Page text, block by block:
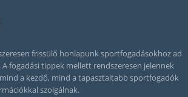
frissülő honlapunk sportfogadásokhoz ad
fogadási tippek mellett rendszeresen jelennek
a kezdő, mind a tapasztaltabb sportfogadók
szolgálnak.